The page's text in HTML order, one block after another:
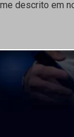
descrito em